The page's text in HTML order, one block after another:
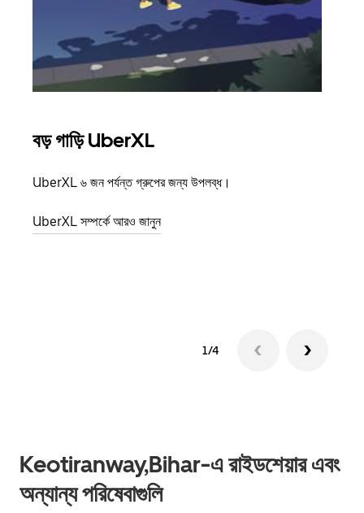
বড় গাড়ি UberXL
UberXL ৬ জন পর্যন্ত গ্রুপের জন্য উপলব্ধ।
UberXL সম্পর্কে আরও জানুন
1/4
Keotiranway,Bihar-এ রাইডশেয়ার এবং
অন্যান্য পরিষেবাগুলি